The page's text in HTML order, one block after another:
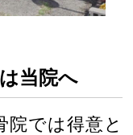
当院へ
では得意と